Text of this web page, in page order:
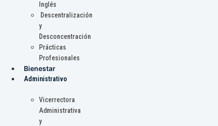
Inglés
Descentralización
y
Desconcentración
Prácticas
Profesionales
Bienestar
Administrativo
Vicerrectora
Administrativa
y